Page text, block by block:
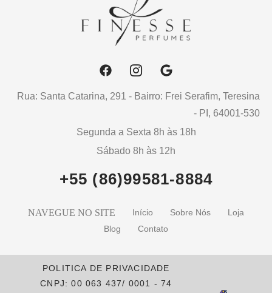
Rua: Santa Catarina, 291 - Bairro: Frei Serafim, Teresina
- PI, 64001-530
Segunda a Sexta 8h às 18h
Sábado 8h às 12h
+55 (86)99581-8884
NAVEGUE NO SITE Início Sobre Nós
Loja
Blog
Contato
POLITICA DE PRIVACIDADE
CNPJ: 00 063 437/ 0001 - 74